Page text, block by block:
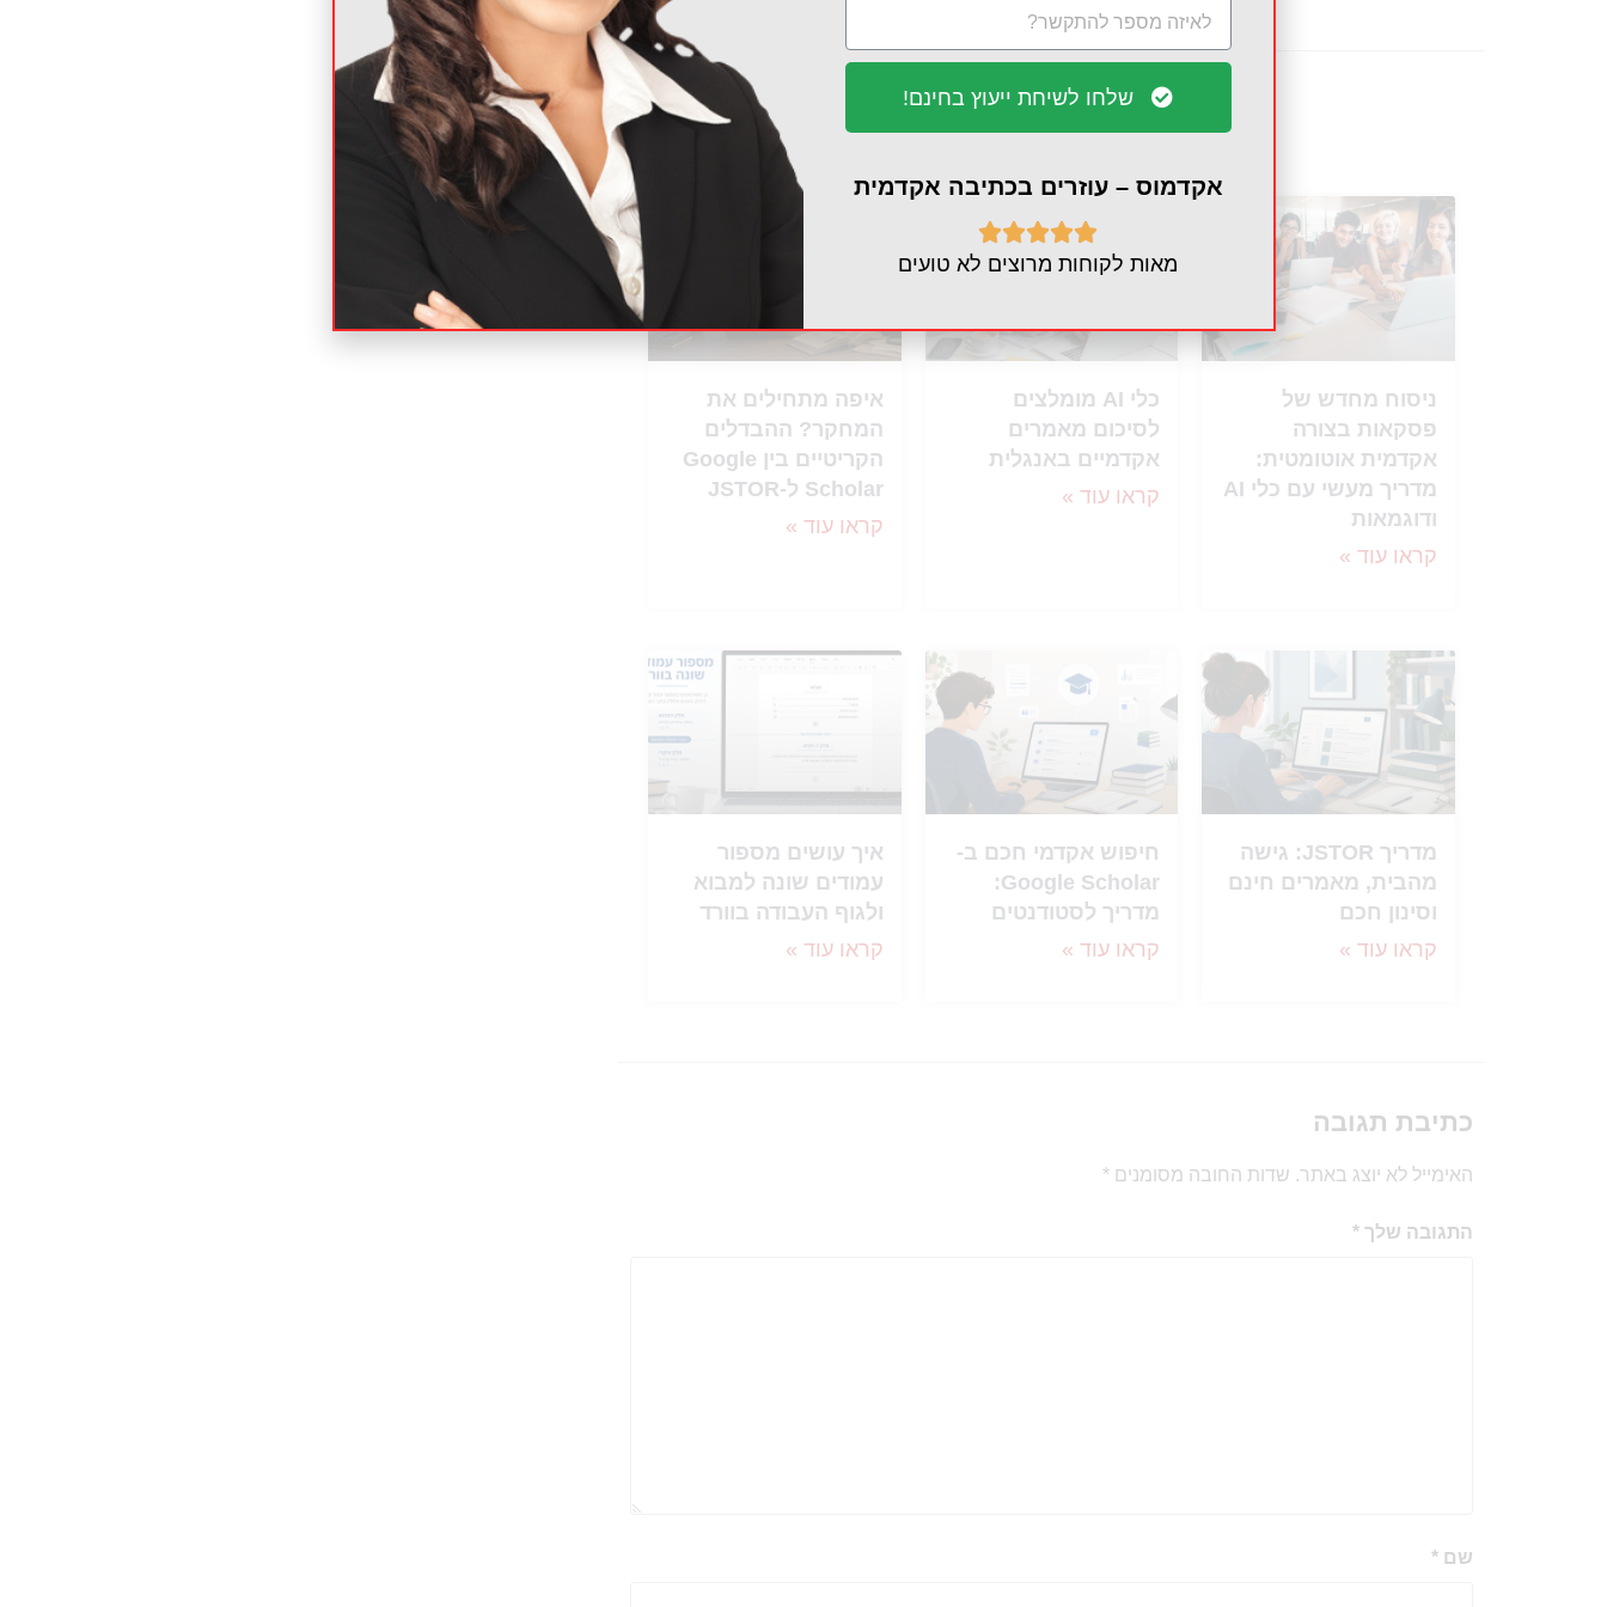
עשויי לעניין אותך...
ניסוח מחדש של
פסקאות בצורה
אקדמית אוטומטית:
מדריך מעשי עם כלי AI
ודוגמאות
קראו עוד »
כלי AI מומלצים
לסיכום מאמרים
אקדמיים באנגלית
קראו עוד »
איפה מתחילים את
המחקר? ההבדלים
הקריטיים בין Google
Scholar ל-JSTOR
קראו עוד »
מדריך JSTOR: גישה
מהבית, מאמרים חינם
וסינון חכם
קראו עוד »
חיפוש אקדמי חכם ב-
Google Scholar:
מדריך לסטודנטים
קראו עוד »
איך עושים מספור
עמודים שונה למבוא
ולגוף העבודה בוורד
קראו עוד »
כתיבת תגובה
האימייל לא יוצג באתר. שדות החובה מסומנים *
התגובה שלך *
שם *
שלחו לשיחת ייעוץ בחינם!
אקדמוס – עוזרים בכתיבה אקדמית





מאות לקוחות מרוצים לא טועים